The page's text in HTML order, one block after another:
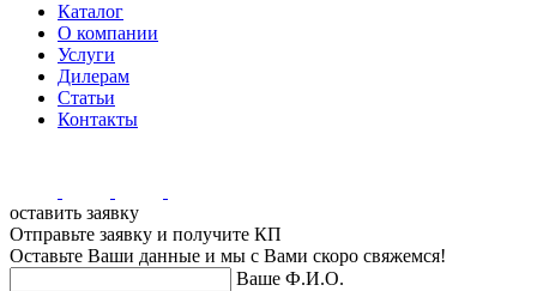
Каталог
О компании
Услуги
Дилерам
Статьи
Контакты
оставить заявку
Отправьте заявку и получите КП
Оставьте Ваши данные и мы с Вами скоро свяжемся!
Ваше Ф.И.О.